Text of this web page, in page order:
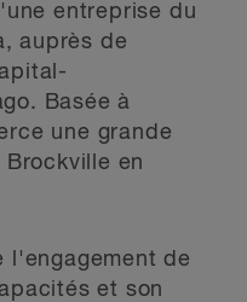
entreprise du
auprès de
Basée à
une grande
en
l'engagement de
et son